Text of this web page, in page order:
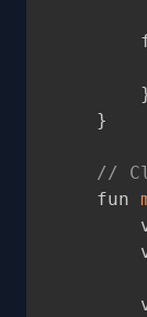
}
//
    fun